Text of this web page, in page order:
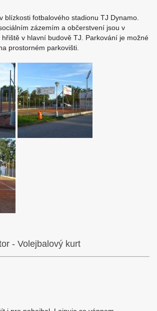
blízkosti fotbalového stadionu TJ Dynamo.
zázemím a občerstvení jsou v
v hlavní budově TJ. Parkování je možné
prostorném parkovišti.
- Volejbalový kurt